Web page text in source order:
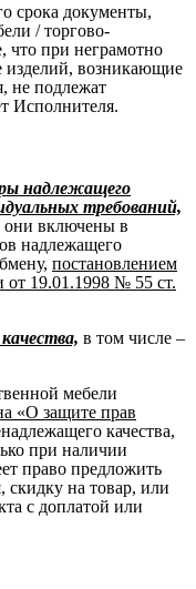
срока документы,
/ торгово-
что при неграмотно
изделий, возникающие
не подлежат
Исполнителя.
надлежащего
требований,
они включены в
надлежащего
постановлением
от 19.01.1998 № 55 ст.
в том числе –
мебели
«О защите прав
качества,
при наличии
право предложить
скидку на товар, или
с доплатой или